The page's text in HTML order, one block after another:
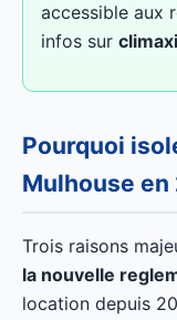
accessible aux
infos sur
Pourquoi
Mulhouse en
Trois raisons
la nouvelle
location depuis